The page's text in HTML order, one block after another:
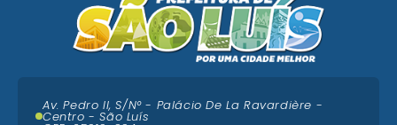
Av. Pedro II, S/N° - Palácio De La Ravardière -
Centro - São Luís